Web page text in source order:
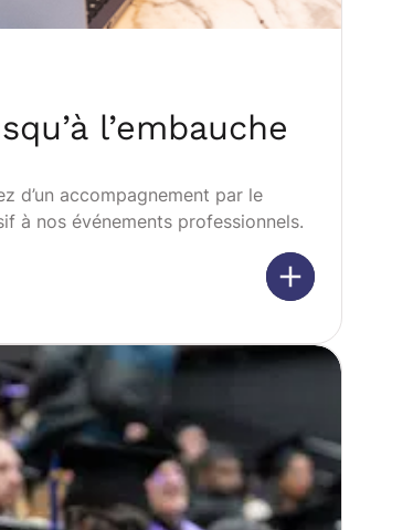
l’embauche
d’un accompagnement par le
à nos événements professionnels.